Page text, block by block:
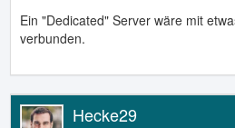
Ein "Dedicated" Server wäre mit
verbunden.
Hecke29